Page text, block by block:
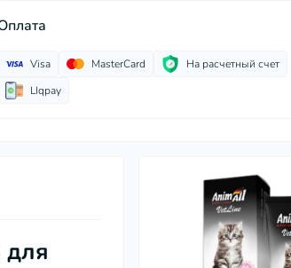
Visa MasterCard
На расчетный счет
LIqpay